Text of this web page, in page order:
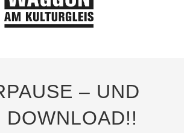
– UND
DOWNLOAD!!